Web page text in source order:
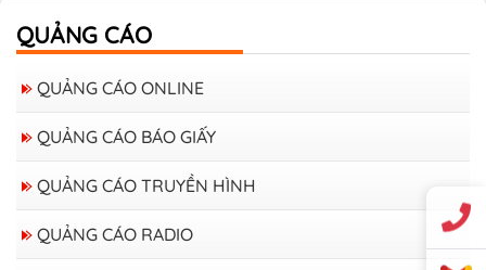
QUẢNG CÁO
QUẢNG CÁO ONLINE
QUẢNG CÁO BÁO GIẤY
QUẢNG CÁO TRUYỀN HÌNH
QUẢNG CÁO RADIO